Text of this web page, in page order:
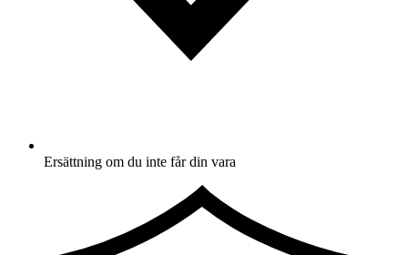
Ersättning om du inte får din vara